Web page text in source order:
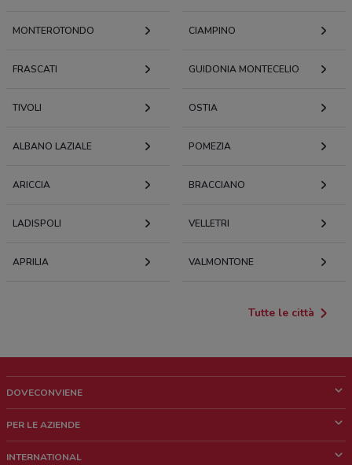
MONTEROTONDO CIAMPINO
FRASCATI GUIDONIA MONTECELIO
TIVOLI OSTIA
ALBANO LAZIALE POMEZIA
ARICCIA BRACCIANO
LADISPOLI VELLETRI
APRILIA VALMONTONE
Tutte le città
DOVECONVIENE
Chi siamo
PER LE AZIENDE
INTERNATIONAL